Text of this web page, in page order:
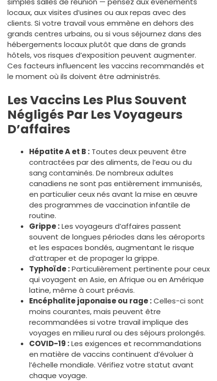
locaux, aux visites d’usines ou aux repas avec des
clients. Si votre travail vous emmène en dehors des
grands centres urbains, ou si vous séjournez dans des
hébergements locaux plutôt que dans de grands
hôtels, vos risques d’exposition peuvent augmenter.
Ces facteurs influencent les vaccins recommandés et
le moment où ils doivent être administrés.
Les Vaccins Les Plus Souvent
Négligés Par Les Voyageurs
D’affaires
Hépatite A et B : Toutes deux peuvent être
contractées par des aliments, de l’eau ou du
sang contaminés. De nombreux adultes
canadiens ne sont pas entièrement immunisés,
en particulier ceux nés avant la mise en œuvre
des programmes de vaccination infantile de
routine.
Grippe :Les voyageurs d’affaires passent
souvent de longues périodes dans les aéroports
et les espaces bondés, augmentant le risque
d’attraper et de propager la grippe.
Typhoïde :Particulièrement pertinente pour ceux
qui voyagent en Asie, en Afrique ou en Amérique
latine, même à court préavis.
Encéphalite japonaise ou rage :Celles-ci sont
moins courantes, mais peuvent être
recommandées si votre travail implique des
voyages en milieu rural ou des séjours prolongés.
COVID-19 :Les exigences et recommandations
en matière de vaccins continuent d’évoluer à
l’échelle mondiale. Vérifiez votre statut avant
chaque voyage.